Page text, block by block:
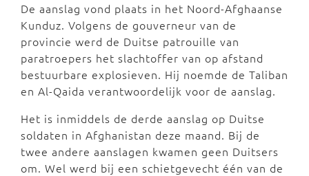
De aanslag vond plaats in het Noord-Afghaanse
Kunduz. Volgens de gouverneur van de
provincie werd de Duitse patrouille van
paratroepers het slachtoffer van op afstand
bestuurbare explosieven. Hij noemde de Taliban
en Al-Qaida verantwoordelijk voor de aanslag.
Het is inmiddels de derde aanslag op Duitse
soldaten in Afghanistan deze maand. Bij de
twee andere aanslagen kwamen geen Duitsers
om. Wel werd bij een schietgevecht één van de